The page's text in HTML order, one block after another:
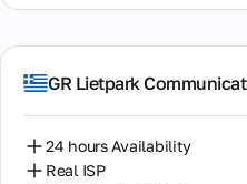
GR Lietpark
24 hours Availability
Real ISP